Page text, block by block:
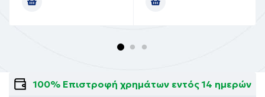
100% Επιστροφή χρημάτων εντός 14 ημερών